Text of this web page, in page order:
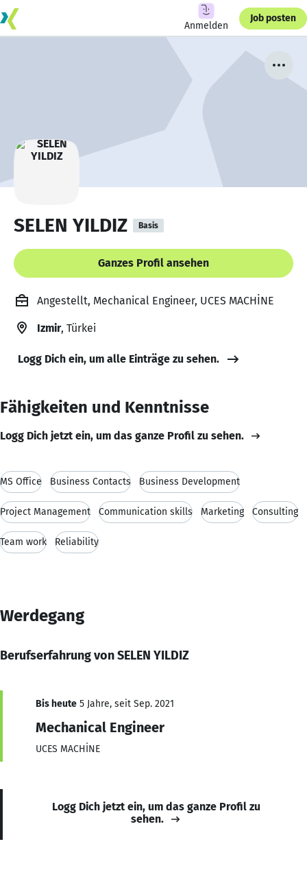
Anmelden
Job posten
SELEN YILDIZ Basis
Ganzes Profil ansehen
Angestellt, Mechanical Engineer, UCES MACHİNE
Izmir, Türkei
Logg Dich ein, um alle Einträge zu sehen.
Fähigkeiten und Kenntnisse
Logg Dich jetzt ein, um das ganze Profil zu sehen.
MS Office Business Contacts Business Development
Project Management Communication skills Marketing Consulting
Team work Reliability
Werdegang
Berufserfahrung von SELEN YILDIZ
Bis heute 5 Jahre, seit Sep. 2021
Mechanical Engineer
UCES MACHİNE
Logg Dich jetzt ein, um das ganze Profil zu
sehen.